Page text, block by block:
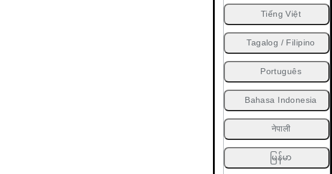
Tiếng Việt
Tagalog / Filipino
Português
Bahasa Indonesia
नेपाली
မြန်မာ